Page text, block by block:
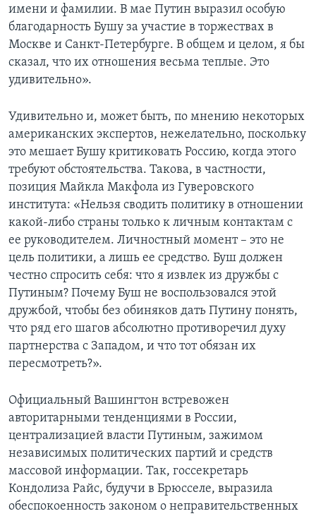
имени и фамилии. В мае Путин выразил особую
благодарность Бушу за участие в торжествах в
Москве и Санкт-Петербурге. В общем и целом, я бы
сказал, что их отношения весьма теплые. Это
удивительно».
Удивительно и, может быть, по мнению некоторых
американских экспертов, нежелательно, поскольку
это мешает Бушу критиковать Россию, когда этого
требуют обстоятельства. Такова, в частности,
позиция Майкла Макфола из Гуверовского
института: «Нельзя сводить политику в отношении
какой-либо страны только к личным контактам с
ее руководителем. Личностный момент – это не
цель политики, а лишь ее средство. Буш должен
честно спросить себя: что я извлек из дружбы с
Путиным? Почему Буш не воспользовался этой
дружбой, чтобы без обиняков дать Путину понять,
что ряд его шагов абсолютно противоречил духу
партнерства с Западом, и что тот обязан их
пересмотреть?».
Официальный Вашингтон встревожен
авторитарными тенденциями в России,
централизацией власти Путиным, зажимом
независимых политических партий и средств
массовой информации. Так, госсекретарь
Кондолиза Райс, будучи в Брюсселе, выразила
обеспокоенность законом о неправительственных